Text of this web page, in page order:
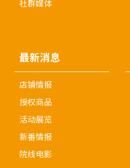
社群媒体
最新消息
店铺情报
授权商品
活动展览
新番情报
院线电影